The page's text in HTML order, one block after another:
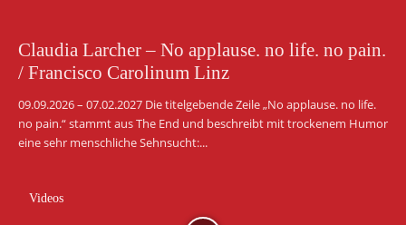
Claudia Larcher – No applause. no life. no pain.
/ Francisco Carolinum Linz
09.09.2026 – 07.02.2027 Die titelgebende Zeile „No applause. no life.
no pain.“ stammt aus The End und beschreibt mit trockenem Humor
eine sehr menschliche Sehnsucht:...
Videos